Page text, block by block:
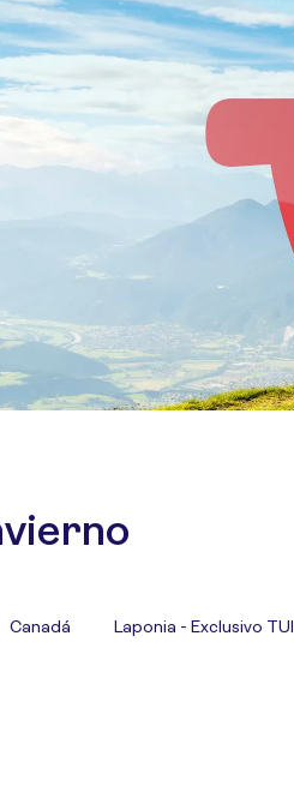
Canadá Laponia - Exclusivo TUI